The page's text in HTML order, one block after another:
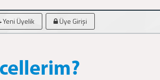
Yeni Üyelik Üye Girişi